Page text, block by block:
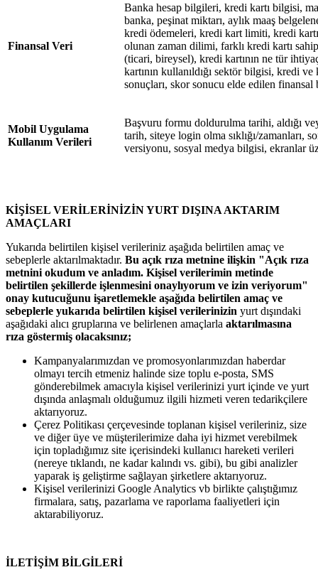
Finansal Veri
Banka hesap bilgileri, kredi kartı bilgisi,
banka, peşinat miktarı, aylık maaş
kredi ödemeleri, kredi kart limiti, kredi
olunan zaman dilimi, farklı kredi kartı
(ticari, bireysel), kredi kartının ne tür
kartının kullanıldığı sektör bilgisi, kredi
sonuçları, skor sonucu elde edilen finansal
Mobil Uygulama
Kullanım Verileri
Başvuru formu doldurulma tarihi, aldığı
tarih, siteye login olma sıklığı/zamanları,
versiyonu, sosyal medya bilgisi, ekranlar
KİŞİSEL VERİLERİNİZİN YURT DIŞINA AKTARIM
AMAÇLARI
Yukarıda belirtilen kişisel verileriniz aşağıda belirtilen amaç ve
sebeplerle aktarılmaktadır. Bu açık rıza metnine ilişkin "Açık rıza
metnini okudum ve anladım. Kişisel verilerimin metinde
belirtilen şekillerde işlenmesini onaylıyorum ve izin veriyorum"
onay kutucuğunu işaretlemekle aşağıda belirtilen amaç ve
sebeplerle yukarıda belirtilen kişisel verilerinizin yurt dışındaki
aşağıdaki alıcı gruplarına ve belirlenen amaçlarla aktarılmasına
rıza göstermiş olacaksınız;
Kampanyalarımızdan ve promosyonlarımızdan haberdar
olmayı tercih etmeniz halinde size toplu e-posta, SMS
gönderebilmek amacıyla kişisel verilerinizi yurt içinde ve yurt
dışında anlaşmalı olduğumuz ilgili hizmeti veren tedarikçilere
aktarıyoruz.
Çerez Politikası çerçevesinde toplanan kişisel verileriniz, size
ve diğer üye ve müşterilerimize daha iyi hizmet verebilmek
için topladığımız site içerisindeki kullanıcı hareketi verileri
(nereye tıklandı, ne kadar kalındı vs. gibi), bu gibi analizler
yaparak iş geliştirme sağlayan şirketlere aktarıyoruz.
Kişisel verilerinizi Google Analytics vb birlikte çalıştığımız
firmalara, satış, pazarlama ve raporlama faaliyetleri için
aktarabiliyoruz.
İLETİŞİM BİLGİLERİ